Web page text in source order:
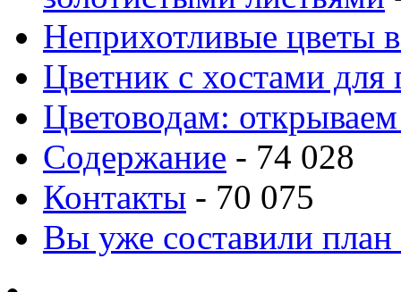
Неприхотливые цветы
Цветник с хостами для
Цветоводам:
Содержание - 74 028
Контакты - 70 075
Вы уже составили план